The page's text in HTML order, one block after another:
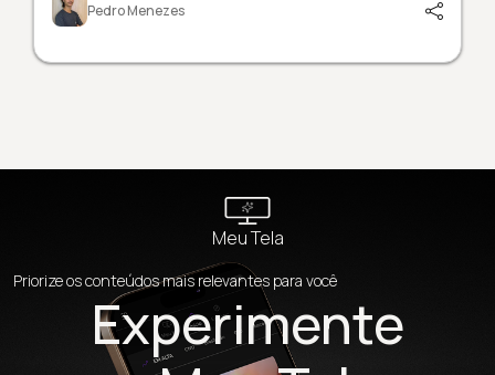
Pedro Menezes
Meu Tela
Priorize os conteúdos mais relevantes para você
Experimente